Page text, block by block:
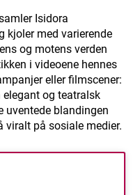
Isidora
kjoler med varierende
og motens verden
i videoene hennes
eller filmscener:
elegant og teatralsk
uventede blandingen
viralt på sosiale medier.